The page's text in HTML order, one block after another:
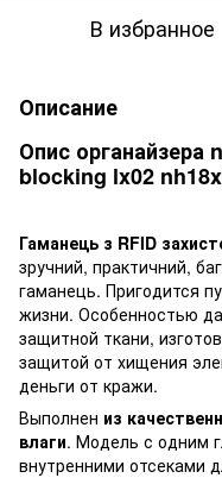
В избранное
Описание
Опис
blocking lx02
Гаманець з RFID
зручний, практичний,
гаманець. Пригодится
жизни. Особенностью
защитной ткани,
защитой от хищения
деньги от кражи.
Выполнен из
влаги. Модель с одним
внутренними отсеками